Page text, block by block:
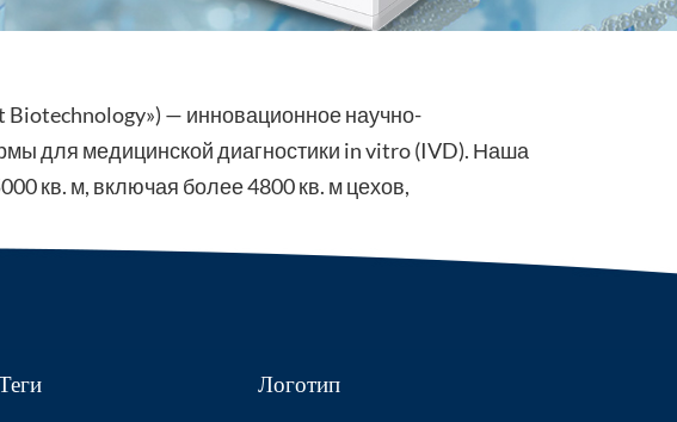
العربية
— инновационное научно-
для медицинской диагностики in vitro (IVD). Наша
кв. м, включая более 4800 кв. м цехов,
Логотип